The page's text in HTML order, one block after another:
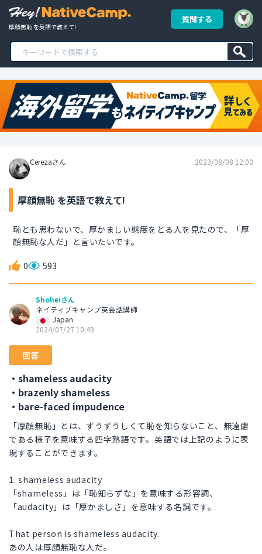
厚顔無恥 を英語で教えて!
質問する
Cerezaさん 2023/08/08 12:00
厚顔無恥 を英語で教えて!
恥とも思わないで、厚かましい態度をとる人を見たので、「厚
顔無恥な人だ」と言いたいです。
0 593
Shoheiさん
ネイティブキャンプ英会話講師
Japan
2024/07/27 10:49
回答
・shameless audacity
・brazenly shameless
・bare-faced impudence
「厚顔無恥」とは、ずうずうしくて恥を知らないこと、無遠慮
である様子を意味する四字熟語です。英語では上記のように表
現することができます。
1. shameless audacity
「shameless」は「恥知らずな」を意味する形容詞、
「audacity」は「厚かましさ」を意味する名詞です。
That person is shameless audacity.
あの人は厚顔無恥な人だ。